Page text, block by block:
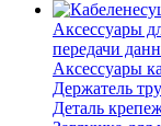
Аксессуары
передачи
Аксессуары
Держатель
Деталь